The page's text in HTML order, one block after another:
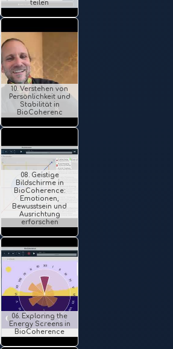
teilen
10. Verstehen von
Persönlichkeit und
Stabilität in
BioCoherenc
08. Geistige
Bildschirme in
BioCoherence:
Emotionen,
Bewusstsein und
Ausrichtung
erforschen
06. Exploring the
Energy Screens in
BioCoherence